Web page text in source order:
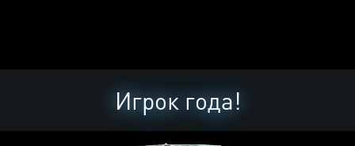
Игрок года!